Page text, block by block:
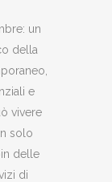
un
della
e
vivere
solo
delle
di